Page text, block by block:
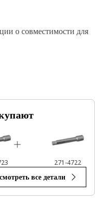
о совместимости для
271-4722
все детали